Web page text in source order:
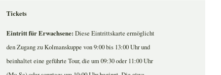
Tickets
Eintritt für Erwachsene: Diese Eintrittskarte ermöglicht
den Zugang zu Kolmanskuppe von 9:00 bis 13:00 Uhr und
beinhaltet eine geführte Tour, die um 09:30 oder 11:00 Uhr